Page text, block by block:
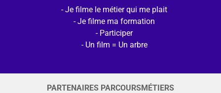
Je filme le métier qui me plait
Je filme ma formation
Participer
Un film = Un arbre
PARTENAIRES PARCOURSMÉTIERS